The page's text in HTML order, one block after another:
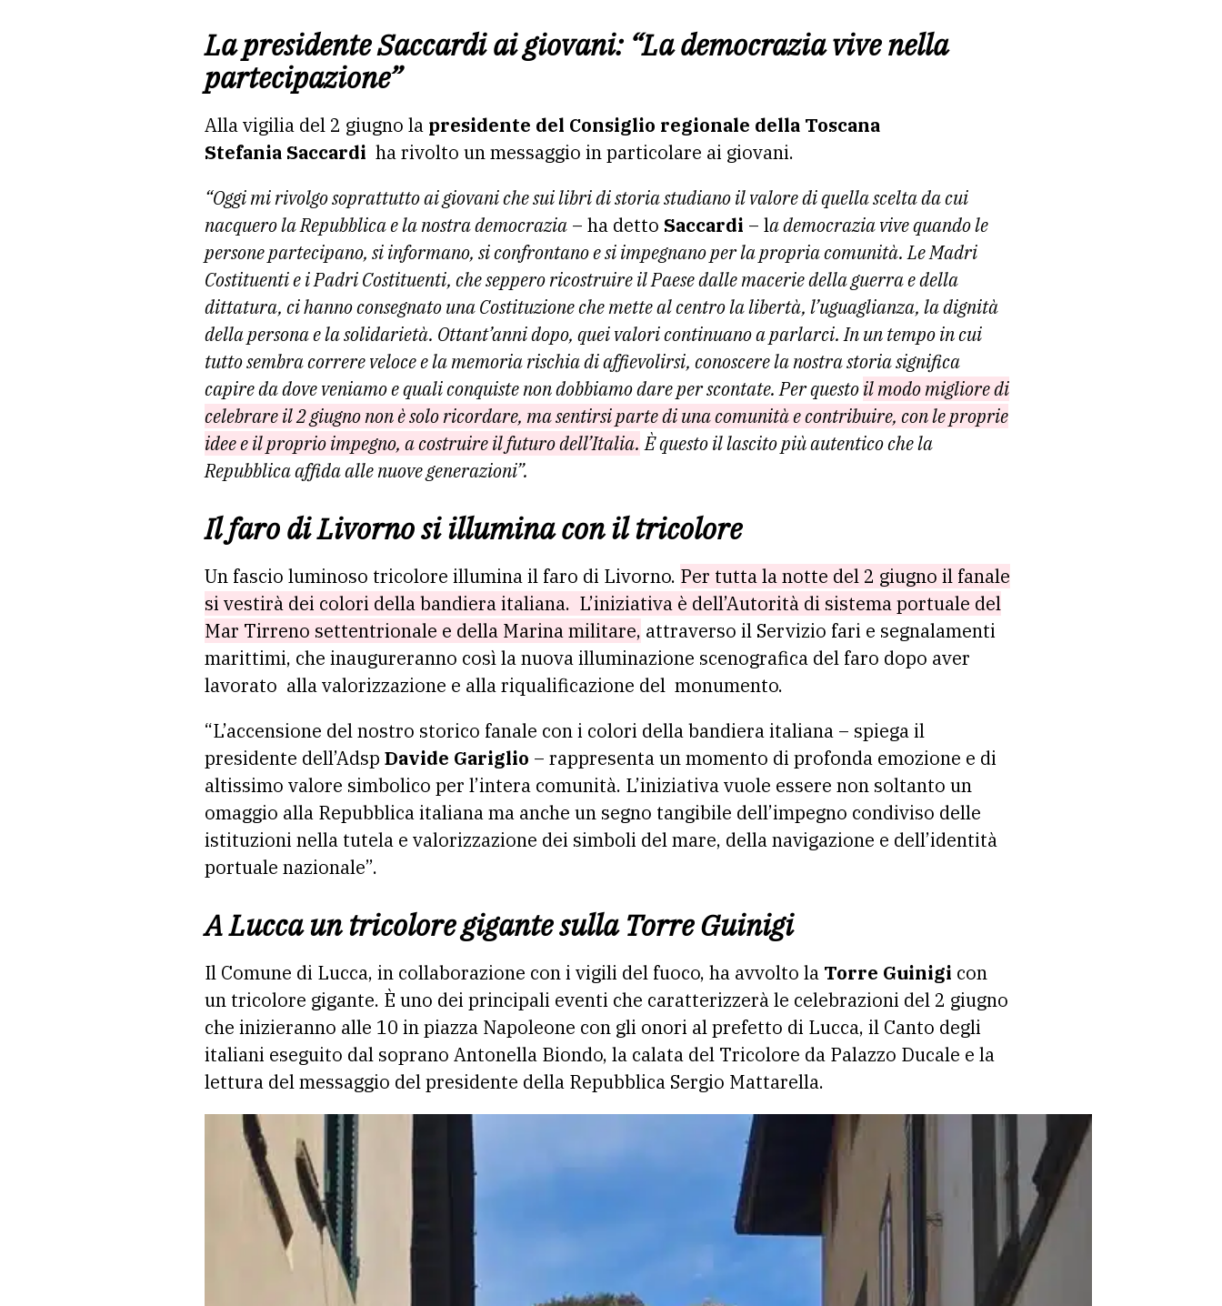
La presidente Saccardi ai giovani: “La democrazia vive nella
partecipazione”
Alla vigilia del 2 giugno la presidente del Consiglio regionale della Toscana
Stefania Saccardi ha rivolto un messaggio in particolare ai giovani.
“Oggi mi rivolgo soprattutto ai giovani che sui libri di storia studiano il valore di quella scelta da cui
nacquero la Repubblica e la nostra democrazia – ha detto Saccardi – la democrazia vive quando le
persone partecipano, si informano, si confrontano e si impegnano per la propria comunità. Le Madri
Costituenti e i Padri Costituenti, che seppero ricostruire il Paese dalle macerie della guerra e della
dittatura, ci hanno consegnato una Costituzione che mette al centro la libertà, l’uguaglianza, la dignità
della persona e la solidarietà. Ottant’anni dopo, quei valori continuano a parlarci. In un tempo in cui
tutto sembra correre veloce e la memoria rischia di affievolirsi, conoscere la nostra storia significa
capire da dove veniamo e quali conquiste non dobbiamo dare per scontate.Per questoil modo migliore di
celebrare il 2 giugno non è solo ricordare, ma sentirsi parte di una comunità e contribuire, con le proprie
idee e il proprio impegno, a costruire il futuro dell’Italia. È questo il lascito più autentico che la
Repubblica affida alle nuove generazioni”.
Il faro di Livorno si illumina con il tricolore
Un fascio luminoso tricolore illumina il faro di Livorno. Per tutta la notte del 2 giugno il fanale
si vestirà dei colori della bandiera italiana. L’iniziativa è dell’Autorità di sistema portuale del
Mar Tirreno settentrionale e della Marina militare, attraverso il Servizio fari e segnalamenti
marittimi, che inaugureranno così la nuova illuminazione scenografica del faro dopo aver
lavorato alla valorizzazione e alla riqualificazione del monumento.
“L’accensione del nostro storico fanale con i colori della bandiera italiana – spiega il
presidente dell’Adsp Davide Gariglio – rappresenta un momento di profonda emozione e di
altissimo valore simbolico per l’intera comunità. L’iniziativa vuole essere non soltanto un
omaggio alla Repubblica italiana ma anche un segno tangibile dell’impegno condiviso delle
istituzioni nella tutela e valorizzazione dei simboli del mare, della navigazione e dell’identità
portuale nazionale”.
A Lucca un tricolore gigante sulla Torre Guinigi
Il Comune di Lucca, in collaborazione con i vigili del fuoco, ha avvolto la Torre Guinigi con
un tricolore gigante. È uno dei principali eventi che caratterizzerà le celebrazioni del 2 giugno
che inizieranno alle 10 in piazza Napoleone con gli onori al prefetto di Lucca, il Canto degli
italiani eseguito dal soprano Antonella Biondo, la calata del Tricolore da Palazzo Ducale e la
lettura del messaggio del presidente della Repubblica Sergio Mattarella.